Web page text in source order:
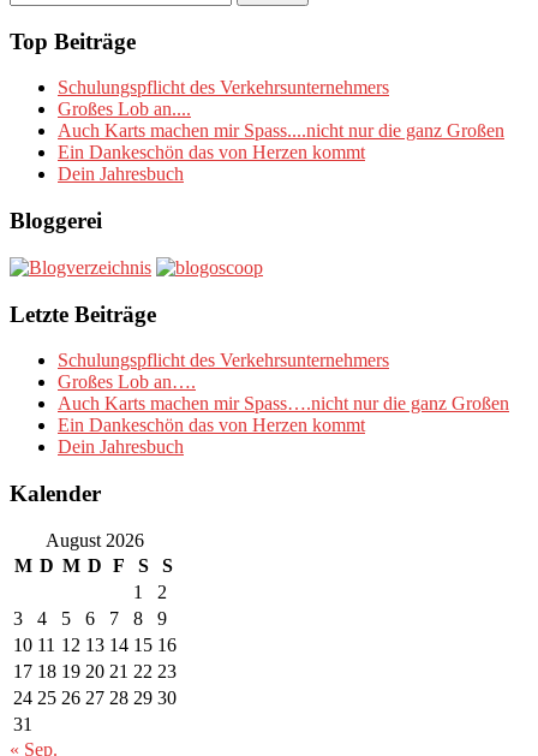
nach:
Top Beiträge
Schulungspflicht des Verkehrsunternehmers
Großes Lob an....
Auch Karts machen mir Spass....nicht nur die ganz Großen
Ein Dankeschön das von Herzen kommt
Dein Jahresbuch
Bloggerei
Letzte Beiträge
Schulungspflicht des Verkehrsunternehmers
Großes Lob an….
Auch Karts machen mir Spass….nicht nur die ganz Großen
Ein Dankeschön das von Herzen kommt
Dein Jahresbuch
Kalender
August 2026
M D M D F S
S
1
2
3
4 5 6 7 8
9
10 11 12 13 14 15 16
17 18 19 20 21 22 23
24 25 26 27 28 29 30
31
« Sep.